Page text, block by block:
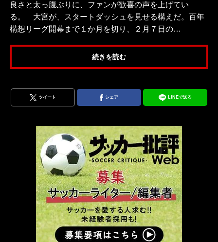
良さと太っ腹ぶりに、ファンが歓喜の声を上げてい
る。 大宮が、スタートダッシュを見せる構えだ。百年
構想リーグ開幕まで１か月を切り、２月７日の…
続きを読む
ツイート シェア LINEで送る